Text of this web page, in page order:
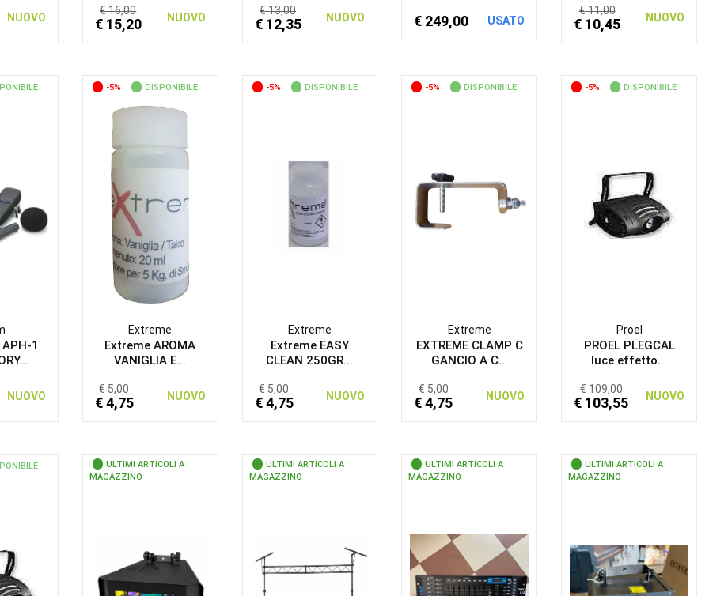
NUOVO
€ 16,00
€ 15,20 NUOVO
€ 13,00
€ 12,35 NUOVO € 249,00 USATO
€ 11,00
€ 10,45 NUOVO
1
NUOVO
-5% DISPONIBILE
Extreme
Extreme AROMA
VANIGLIA E...
€ 5,00
€ 4,75 NUOVO
-5% DISPONIBILE
Extreme
Extreme EASY
CLEAN 250GR...
€ 5,00
€ 4,75 NUOVO
-5% DISPONIBILE
Extreme
EXTREME CLAMP C
GANCIO A C...
€ 5,00
€ 4,75 NUOVO
-5% DISPONIBILE
Proel
PROEL PLEGCAL
luce effetto...
€ 109,00
€ 103,55 NUOVO
ULTIMI ARTICOLI A
MAGAZZINO
ULTIMI ARTICOLI A
MAGAZZINO
ULTIMI ARTICOLI A
MAGAZZINO
ULTIMI ARTICOLI A
MAGAZZINO